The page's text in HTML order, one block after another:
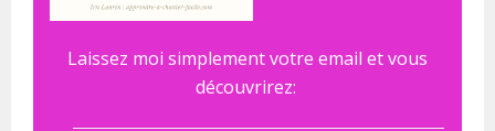
Laissez moi simplement votre email et vous
découvrirez: